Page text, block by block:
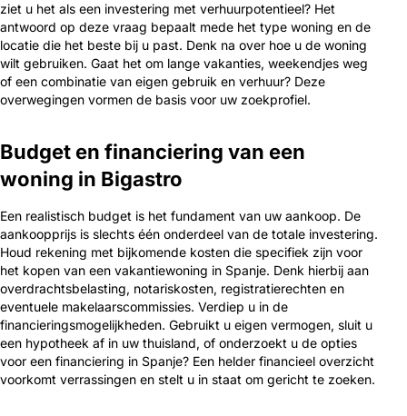
ziet u het als een investering met verhuurpotentieel? Het
antwoord op deze vraag bepaalt mede het type woning en de
locatie die het beste bij u past. Denk na over hoe u de woning
wilt gebruiken. Gaat het om lange vakanties, weekendjes weg
of een combinatie van eigen gebruik en verhuur? Deze
overwegingen vormen de basis voor uw zoekprofiel.
Budget en financiering van een
woning in Bigastro
Een realistisch budget is het fundament van uw aankoop. De
aankoopprijs is slechts één onderdeel van de totale investering.
Houd rekening met bijkomende kosten die specifiek zijn voor
het kopen van een vakantiewoning in Spanje. Denk hierbij aan
overdrachtsbelasting, notariskosten, registratierechten en
eventuele makelaarscommissies. Verdiep u in de
financieringsmogelijkheden. Gebruikt u eigen vermogen, sluit u
een hypotheek af in uw thuisland, of onderzoekt u de opties
voor een financiering in Spanje? Een helder financieel overzicht
voorkomt verrassingen en stelt u in staat om gericht te zoeken.